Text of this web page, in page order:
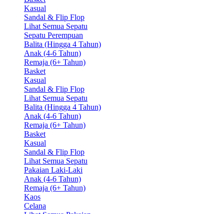
Kasual
Sandal & Flip Flop
Lihat Semua Sepatu
Sepatu Perempuan
Balita (Hingga 4 Tahun)
Anak (4-6 Tahun)
Remaja (6+ Tahun)
Basket
Kasual
Sandal & Flip Flop
Lihat Semua Sepatu
Balita (Hingga 4 Tahun)
Anak (4-6 Tahun)
Remaja (6+ Tahun)
Basket
Kasual
Sandal & Flip Flop
Lihat Semua Sepatu
Pakaian Laki-Laki
Anak (4-6 Tahun)
Remaja (6+ Tahun)
Kaos
Celana